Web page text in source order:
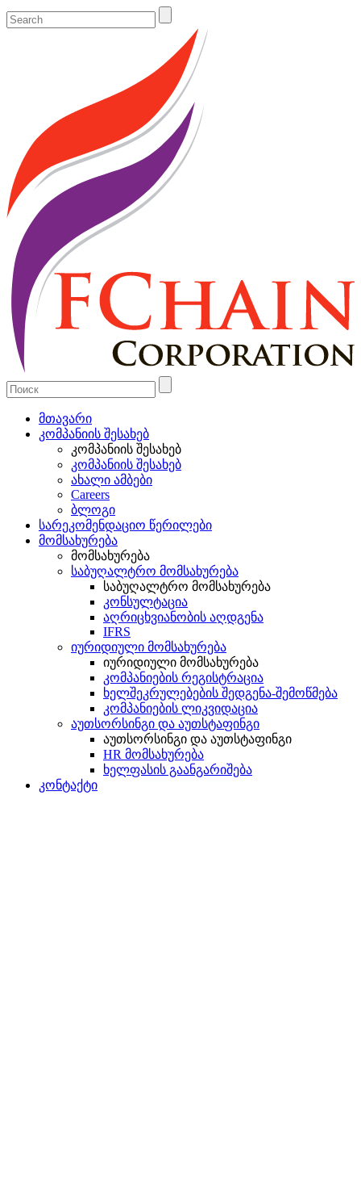
მთავარი
კომპანიის შესახებ
კომპანიის შესახებ
კომპანიის შესახებ
ახალი ამბები
Careers
ბლოგი
სარეკომენდაციო წერილები
მომსახურება
მომსახურება
საბუღალტრო მომსახურება
საბუღალტრო მომსახურება
კონსულტაცია
აღრიცხვიანობის აღდგენა
IFRS
იურიდიული მომსახურება
იურიდიული მომსახურება
კომპანიების რეგისტრაცია
ხელშეკრულებების შედგენა-შემოწმება
კომპანიების ლიკვიდაცია
აუთსორსინგი და აუთსტაფინგი
აუთსორსინგი და აუთსტაფინგი
HR მომსახურება
ხელფასის გაანგარიშება
კონტაქტი